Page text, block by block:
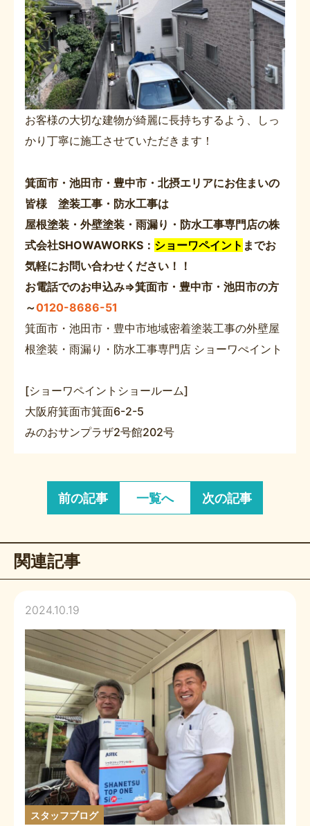
お客様の大切な建物が綺麗に長持ちするよう、しっ
かり丁寧に施工させていただきます！
箕面市・池田市・豊中市・北摂エリアにお住まいの
皆様 塗装工事・防水工事は
屋根塗装・外壁塗装・雨漏り・防水工事専門店の株
式会社SHOWAWORKS： ショーワペイント までお
気軽にお問い合わせください！！
お電話でのお申込み⇒箕面市・豊中市・池田市の方
～0120-8686-51
箕面市・池田市・豊中市地域密着塗装工事の外壁屋
根塗装・雨漏り・防水工事専門店 ショーワぺイント
[ショーワペイントショールーム]
大阪府箕面市箕面6-2-5
みのおサンプラザ2号館202号
前の記事 一覧へ 次の記事
関連記事
2024.10.19
スタッフブログ